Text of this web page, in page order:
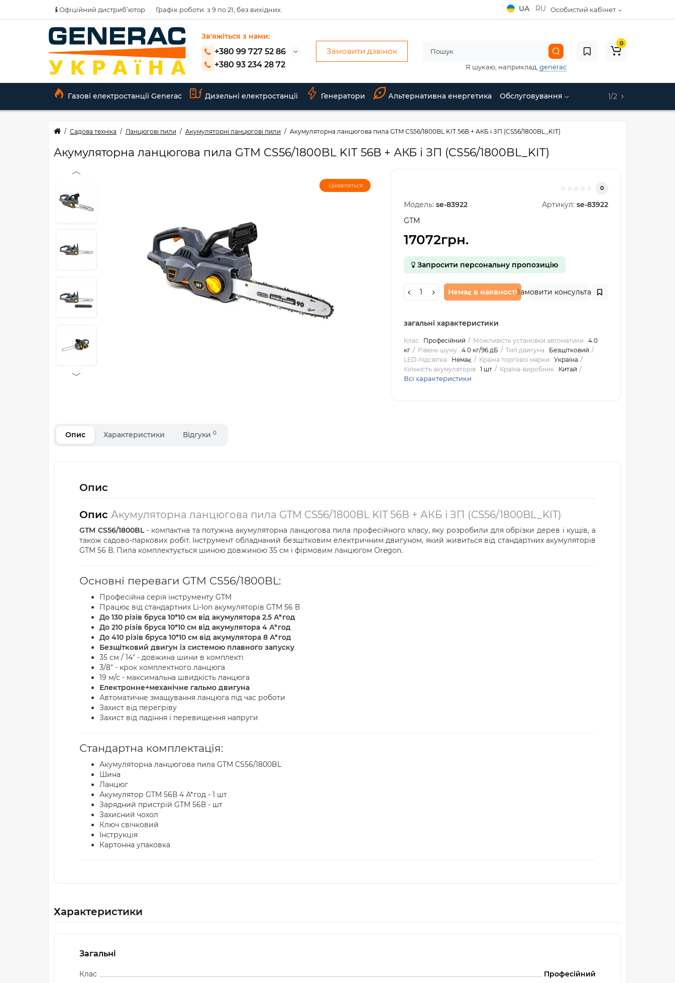
Офіційний дистриб’ютор Графік роботи: з 9 по 21, без вихідних. Особистий кабінет
UA RU
Зв'яжіться з нами:
+380 99 727 52 86
+380 93 234 28 72
Замовити дзвінок
Я шукаю, наприклад, generac
0
Газові електростанції Generac Дизельні електростанції Генератори Альтернативна енергетика Обслуговування 1/2
Садова техніка Ланцюгові пили Акумуляторні ланцюгові пили Акумуляторна ланцюгова пила GTM CS56/1800BL KIT 56В + АКБ і ЗП (CS56/1800BL_KIT)
Акумуляторна ланцюгова пила GTM CS56/1800BL KIT 56В + АКБ і ЗП (CS56/1800BL_KIT)
Цікавляться 0
Модель: se-83922 Артикул: se-83922
GTM
17072грн.
Запросити персональну пропозицію
Немає в наявностіЗамовити консультацію
загальні характеристики
Клас Професійний Можливість установки автоматики
4.0
кг
Рівень шуму 4.0 кг/96 дБ Тип двигуна
Безщітковий
LED-підсвітка
Немає Країна торгової марки
Україна
Кількість акумуляторів
1 шт Країна-виробник Китай
Всі характеристики
Опис Характеристики Відгуки 0
Опис
Опис Акумуляторна ланцюгова пила GTM CS56/1800BL KIT 56В + АКБ і ЗП (CS56/1800BL_KIT)
GTM CS56/1800BL - компактна та потужна акумуляторна ланцюгова пила професійного класу, яку розробили для обрізки дерев і кущів, а
також садово-паркових робіт. Інструмент обладнаний безщітковим електричним двигуном, який живиться від стандартних акумуляторів
GTM 56 В. Пила комплектується шиною довжиною 35 см і фірмовим ланцюгом Oregon.
Основні переваги GTM CS56/1800BL:
Професійна серія інструменту GTM
Працює від стандартних Li-Ion акумуляторів GTM 56 В
До 130 різів бруса 10*10 см від акумулятора 2.5 А*год
До 210 різів бруса 10*10 см від акумулятора 4 А*год
До 410 різів бруса 10*10 см від акумулятора 8 А*год
Безщітковий двигун із системою плавного запуску
35 см / 14" - довжина шини в комплекті
3/8" - крок комплектного ланцюга
19 м/с - максимальна швидкість ланцюга
Електронне+механічне гальмо двигуна
Автоматичне змащування ланцюга під час роботи
Захист від перегріву
Захист від падіння і перевищення напруги
Стандартна комплектація:
Акумуляторна ланцюгова пила GTM CS56/1800BL
Шина
Ланцюг
Акумулятор GTM 56В 4 А*год - 1 шт
Зарядний пристрій GTM 56В - шт
Захисний чохол
Ключ свічковий
Інструкція
Картонна упаковка
Характеристики
Загальні
Клас Професійний